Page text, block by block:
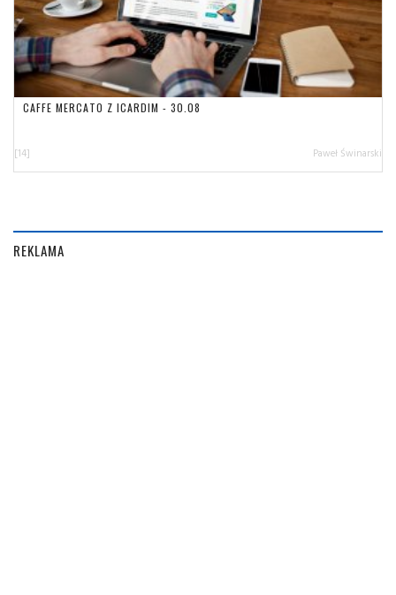
CAFFE MERCATO Z ICARDIM - 30.08
[14] Paweł Świnarski
REKLAMA